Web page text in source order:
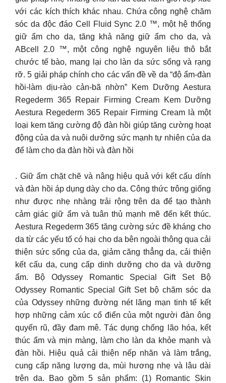
với các kích thích khác nhau. Chứa công nghệ chăm
sóc da độc đáo Cell Fluid Sync 2.0 ™, một hệ thống
giữ ẩm cho da, tăng khả năng giữ ẩm cho da, và
ABcell 2.0 ™, một công nghệ nguyên liệu thô bắt
chước tế bào, mang lại cho làn da sức sống và rạng
rỡ. 5 giải pháp chính cho các vấn đề về da “độ ẩm-đàn
hồi-làm dịu-rào cản-bã nhờn” Kem Dưỡng Aestura
Regederm 365 Repair Firming Cream Kem Dưỡng
Aestura Regederm 365 Repair Firming Cream là một
loại kem tăng cường độ đàn hồi giúp tăng cường hoạt
động của da và nuôi dưỡng sức mạnh tự nhiên của da
để làm cho da đàn hồi và đàn hồi
. Giữ ẩm chặt chẽ và nâng hiệu quả với kết cấu dính
và đàn hồi áp dụng dày cho da. Công thức trông giống
như được nhẹ nhàng trải rộng trên da để tạo thành
cảm giác giữ ẩm và tuân thủ mạnh mẽ đến kết thúc.
Aestura Regederm 365 tăng cường sức đề kháng cho
da từ các yếu tố có hại cho da bên ngoài thông qua cải
thiện sức sống của da, giảm căng thẳng da, cải thiện
kết cấu da, cung cấp dinh dưỡng cho da và dưỡng
ẩm. Bộ Odyssey Romantic Special Gift Set Bộ
Odyssey Romantic Special Gift Set bộ chăm sóc da
của Odyssey những đường nét lãng mạn tinh tế kết
hợp những cảm xúc cổ điển của một người đàn ông
quyến rũ, đầy đam mê. Tác dụng chống lão hóa, kết
thúc ẩm và mịn màng, làm cho làn da khỏe mạnh và
đàn hồi. Hiệu quả cải thiện nếp nhăn và làm trắng,
cung cấp năng lượng da, mùi hương nhẹ và lâu dài
trên da. Bao gồm 5 sản phẩm: (1) Romantic Skin